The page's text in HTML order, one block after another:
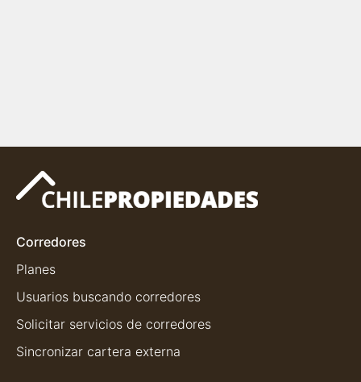
Corredores
Planes
Usuarios buscando corredores
Solicitar servicios de corredores
Sincronizar cartera externa